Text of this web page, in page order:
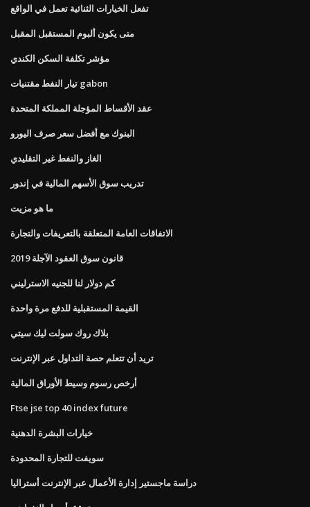
تفعل الخيارات الثنائية تعمل في الواقع
متى يكون ألبوم المستقبل المقبل
مؤشر تكلفة السكن الكندي
تيار النفط مقتنيات gabon
عقد الأقساط المؤجلة المملكة المتحدة
البنوك مع أفضل سعر صرف اليورو
الغاز والنفط غير التقليدي
تدريب سوق الأسهم المالية في إندور
ما هو مزيت
الاتفاقات العامة المتعلقة بالتعريفات والتجارة
قانون سوق العقود الآجلة 2019
كم دولار لنا للجنيه الاسترليني
القيمة المستقبلية للدفع مرة واحدة
بلاك روك سولت ليك سيتي
تريد أن تتعلم حصة التداول عبر الإنترنت
أرخص رسوم وسيط الأوراق المالية
Ftse jse top 40 index future
خيارات البشرة الدهنية
سويفت للتجارة المحدودة
دراسة ماجستير إدارة الأعمال عبر الإنترنت أستراليا